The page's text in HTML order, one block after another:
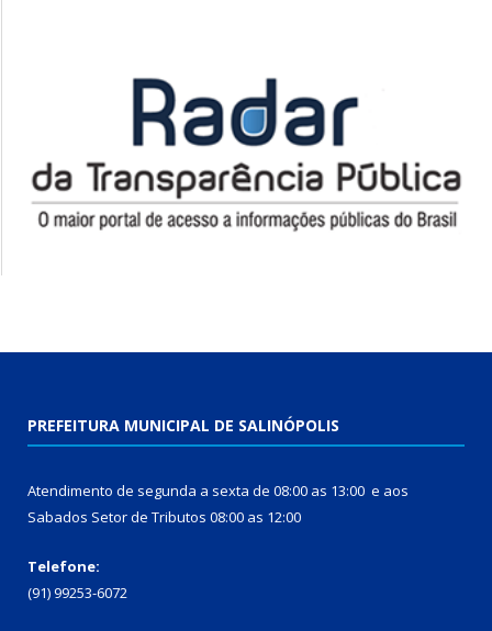
PREFEITURA MUNICIPAL DE SALINÓPOLIS
Atendimento de segunda a sexta de 08:00 as 13:00 e aos
Sabados Setor de Tributos 08:00 as 12:00
Telefone:
(91) 99253-6072